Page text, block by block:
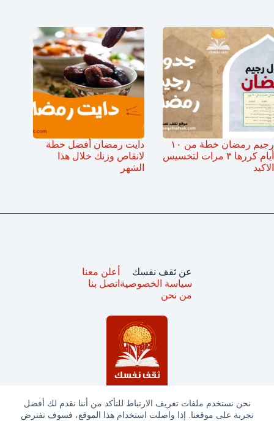
نحن نستخدم ملفات تعريف الارتباط للتأكد من أننا نقدم لك أفضل
تجربة على موقعنا. إذا واصلت استخدام هذا الموقع، فسوف نفترض
رجيم رمضان خطة من ١٠
أيام كررها ٣ مرات لتخسيس
الاكيد
دايت رمضان أفضل خطة
لانقاص وزنك خلال هذا
الشهر
عن ثقف نفسك
سياسة الخصوصية
من نحن
أعلن معنا
اتصل بنا